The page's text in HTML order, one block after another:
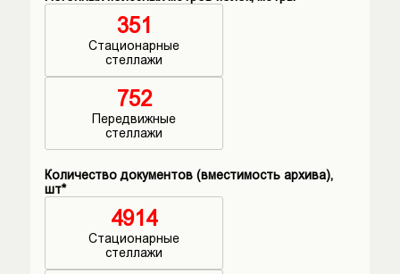
351
Стационарные
стеллажи
752
Передвижные
стеллажи
Количество документов (вместимость архива),
шт*
4914
Стационарные
стеллажи